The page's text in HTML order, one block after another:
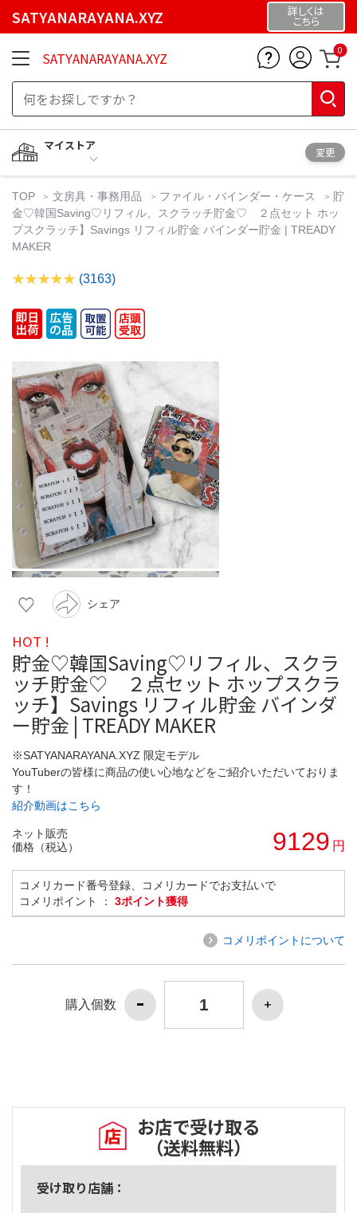
SATYANARAYANA.XYZ 詳しくは
こちら
SATYANARAYANA.XYZ 0
マイストア
変更
TOP 文房具・事務用品 ファイル・バインダー・ケース
貯
金♡韓国Saving♡リフィル、スクラッチ貯金♡ ２点セット ホッ
プスクラッチ】Savings リフィル貯金 バインダー貯金 | TREADY
MAKER
(3163)
シェア
HOT !
貯金♡韓国Saving♡リフィル、スクラ
ッチ貯金♡ ２点セット ホップスクラ
ッチ】Savings リフィル貯金 バインダ
ー貯金 | TREADY MAKER
※SATYANARAYANA.XYZ 限定モデル
YouTuberの皆様に商品の使い心地などをご紹介いただいておりま
す！
紹介動画はこちら
ネット販売
価格（税込）
9129 円
コメリカード番号登録、コメリカードでお支払いで
コメリポイント ： 3ポイント獲得
コメリポイントについて
購入個数
お店で受け取る
（送料無料）
受け取り店舗：